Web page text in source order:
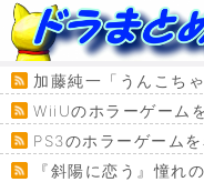
加藤純一「うんこち
WiiUのホラーゲーム
PS3のホラーゲーム
『斜陽に恋う』憧れ